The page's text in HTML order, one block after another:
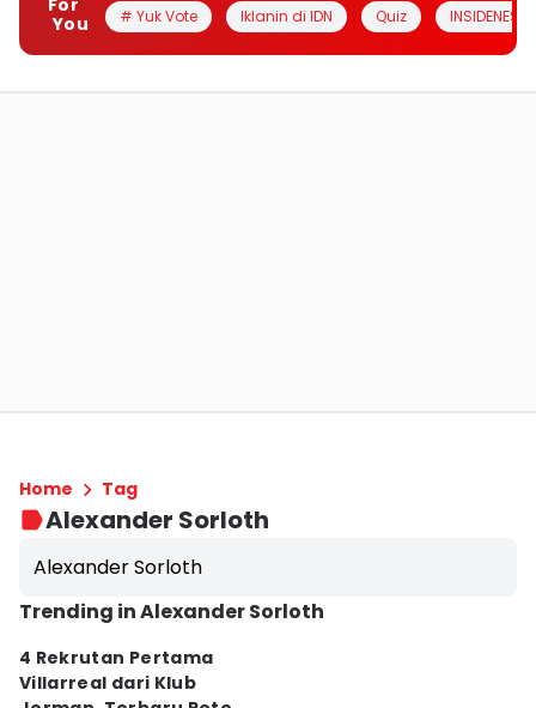
For
You
# Yuk Vote Iklanin di IDN Quiz INSIDENESIA
Home Tag
Alexander Sorloth
Alexander Sorloth
Trending in Alexander Sorloth
4 Rekrutan Pertama
Villarreal dari Klub